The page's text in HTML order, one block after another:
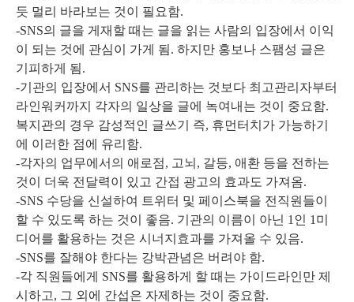
듯 멀리 바라보는 것이 필요함.
-SNS의 글을 게재할 때는 글을 읽는 사람의 입장에서 이익
이 되는 것에 관심이 가게 됨. 하지만 홍보나 스팸성 글은
기피하게 됨.
-기관의 입장에서 SNS를 관리하는 것보다 최고관리자부터
라인워커까지 각자의 일상을 글에 녹여내는 것이 중요함.
복지관의 경우 감성적인 글쓰기 즉, 휴먼터치가 가능하기
에 이러한 점에 유리함.
-각자의 업무에서의 애로점, 고뇌, 갈등, 애환 등을 전하는
것이 더욱 전달력이 있고 간접 광고의 효과도 가져옴.
-SNS 수당을 신설하여 트위터 및 페이스북을 전직원들이
할 수 있도록 하는 것이 좋음. 기관의 이름이 아닌 1인 1미
디어를 활용하는 것은 시너지효과를 가져올 수 있음.
-SNS를 잘해야 한다는 강박관념은 버려야 함.
-각 직원들에게 SNS를 활용하게 할 때는 가이드라인만 제
시하고, 그 외에 간섭은 자제하는 것이 중요함.